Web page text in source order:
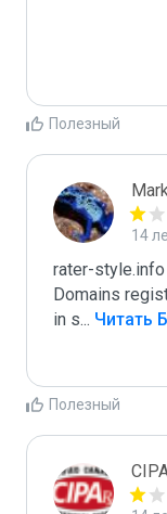
Полезный
14
rater-style.info
Domains
in s... Читать
Полезный